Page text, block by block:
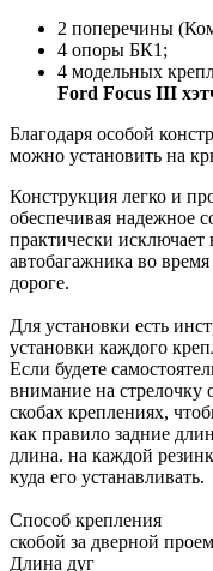
2 поперечины
4 опоры БК1;
4 модельных
Ford Focus III
Благодаря особой
можно установить на
Конструкция легко и
обеспечивая надежное
практически
автобагажника во
дороге.
Для установки есть
установки каждого
Если будете
внимание на стрелочку
скобах креплениях,
как правило задние
длина. на каждой
куда его устанавливать.
Способ крепления
скобой за дверной проем
Длина дуг